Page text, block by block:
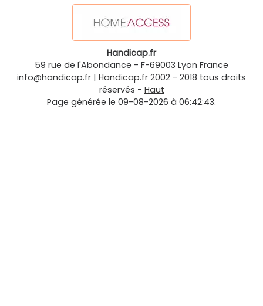
Handicap.fr
59 rue de l'Abondance - F-69003 Lyon France
info@handicap.fr | Handicap.fr 2002 - 2018 tous droits
réservés - Haut
Page générée le 09-08-2026 à 06:42:43.